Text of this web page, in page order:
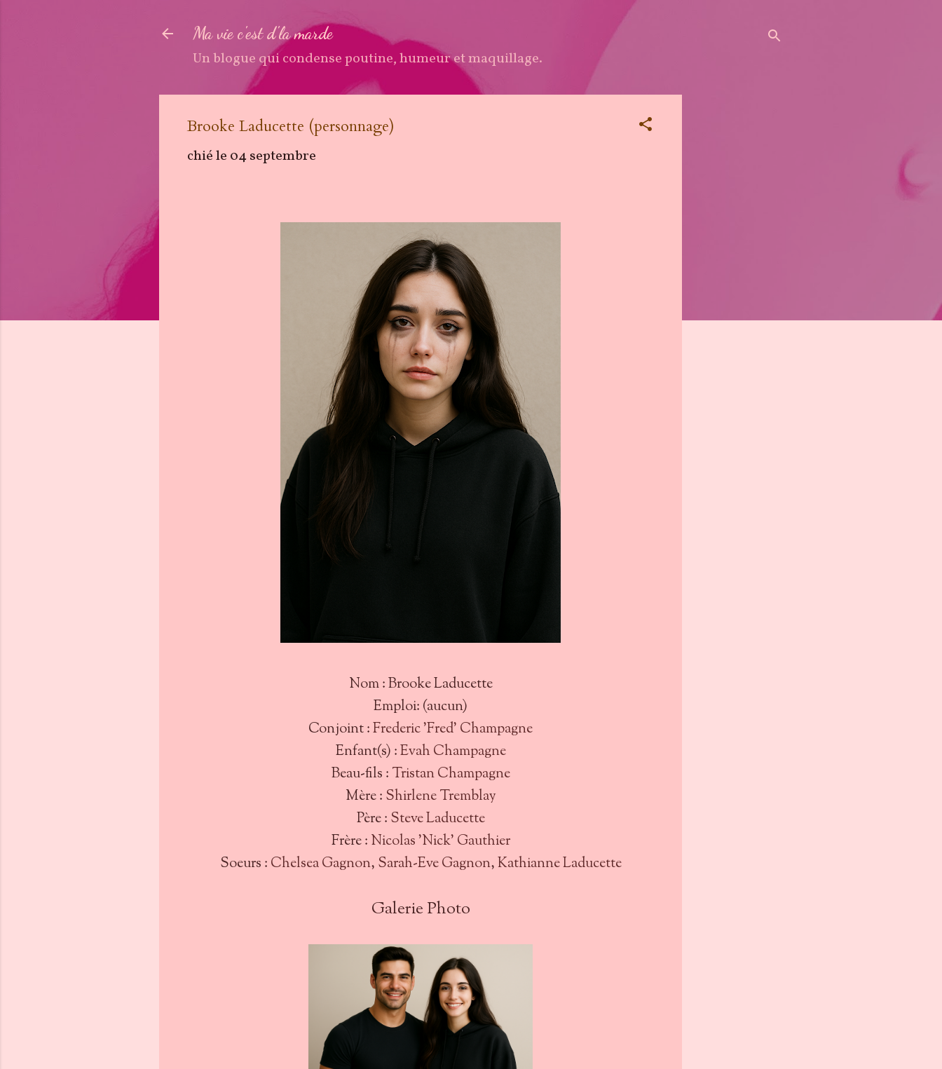
Ma vie c'est d'la marde
Un blogue qui condense poutine, humeur et maquillage.
Brooke Laducette (personnage)
chié le 04 septembre
Nom : Brooke Laducette
Emploi: (aucun)
Conjoint :Frederic 'Fred' Champagne
Enfant(s) :Evah Champagne
Beau-fils : Tristan Champagne
Mère : Shirlene Tremblay
Père : Steve Laducette
Frère : Nicolas 'Nick' Gauthier
Soeurs : Chelsea Gagnon, Sarah-Eve Gagnon,Kathianne Laducette
Galerie Photo